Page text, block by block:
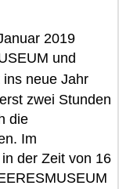
2019
und
neue Jahr
zwei Stunden
die
Im
der Zeit von 16